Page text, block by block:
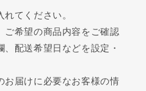
てください。
ご希望の商品内容をご確認
配送希望日などを設定・
お届けに必要なお客様の情